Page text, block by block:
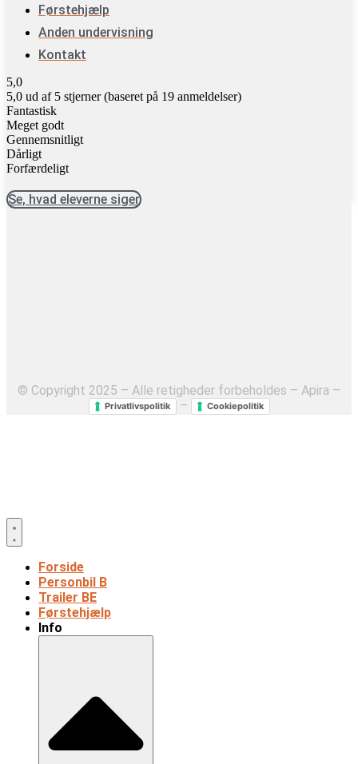
Førstehjælp
Anden undervisning
Kontakt
5,0
5,0 ud af 5 stjerner (baseret på 19 anmeldelser)
Fantastisk
Meget godt
Gennemsnitligt
Dårligt
Forfærdeligt
Se, hvad eleverne siger
© Copyright 2025 – Alle retigheder forbeholdes – Apira –
Privatlivspolitik – Cookiepolitik
Forside
Personbil B
Trailer BE
Førstehjælp
Info